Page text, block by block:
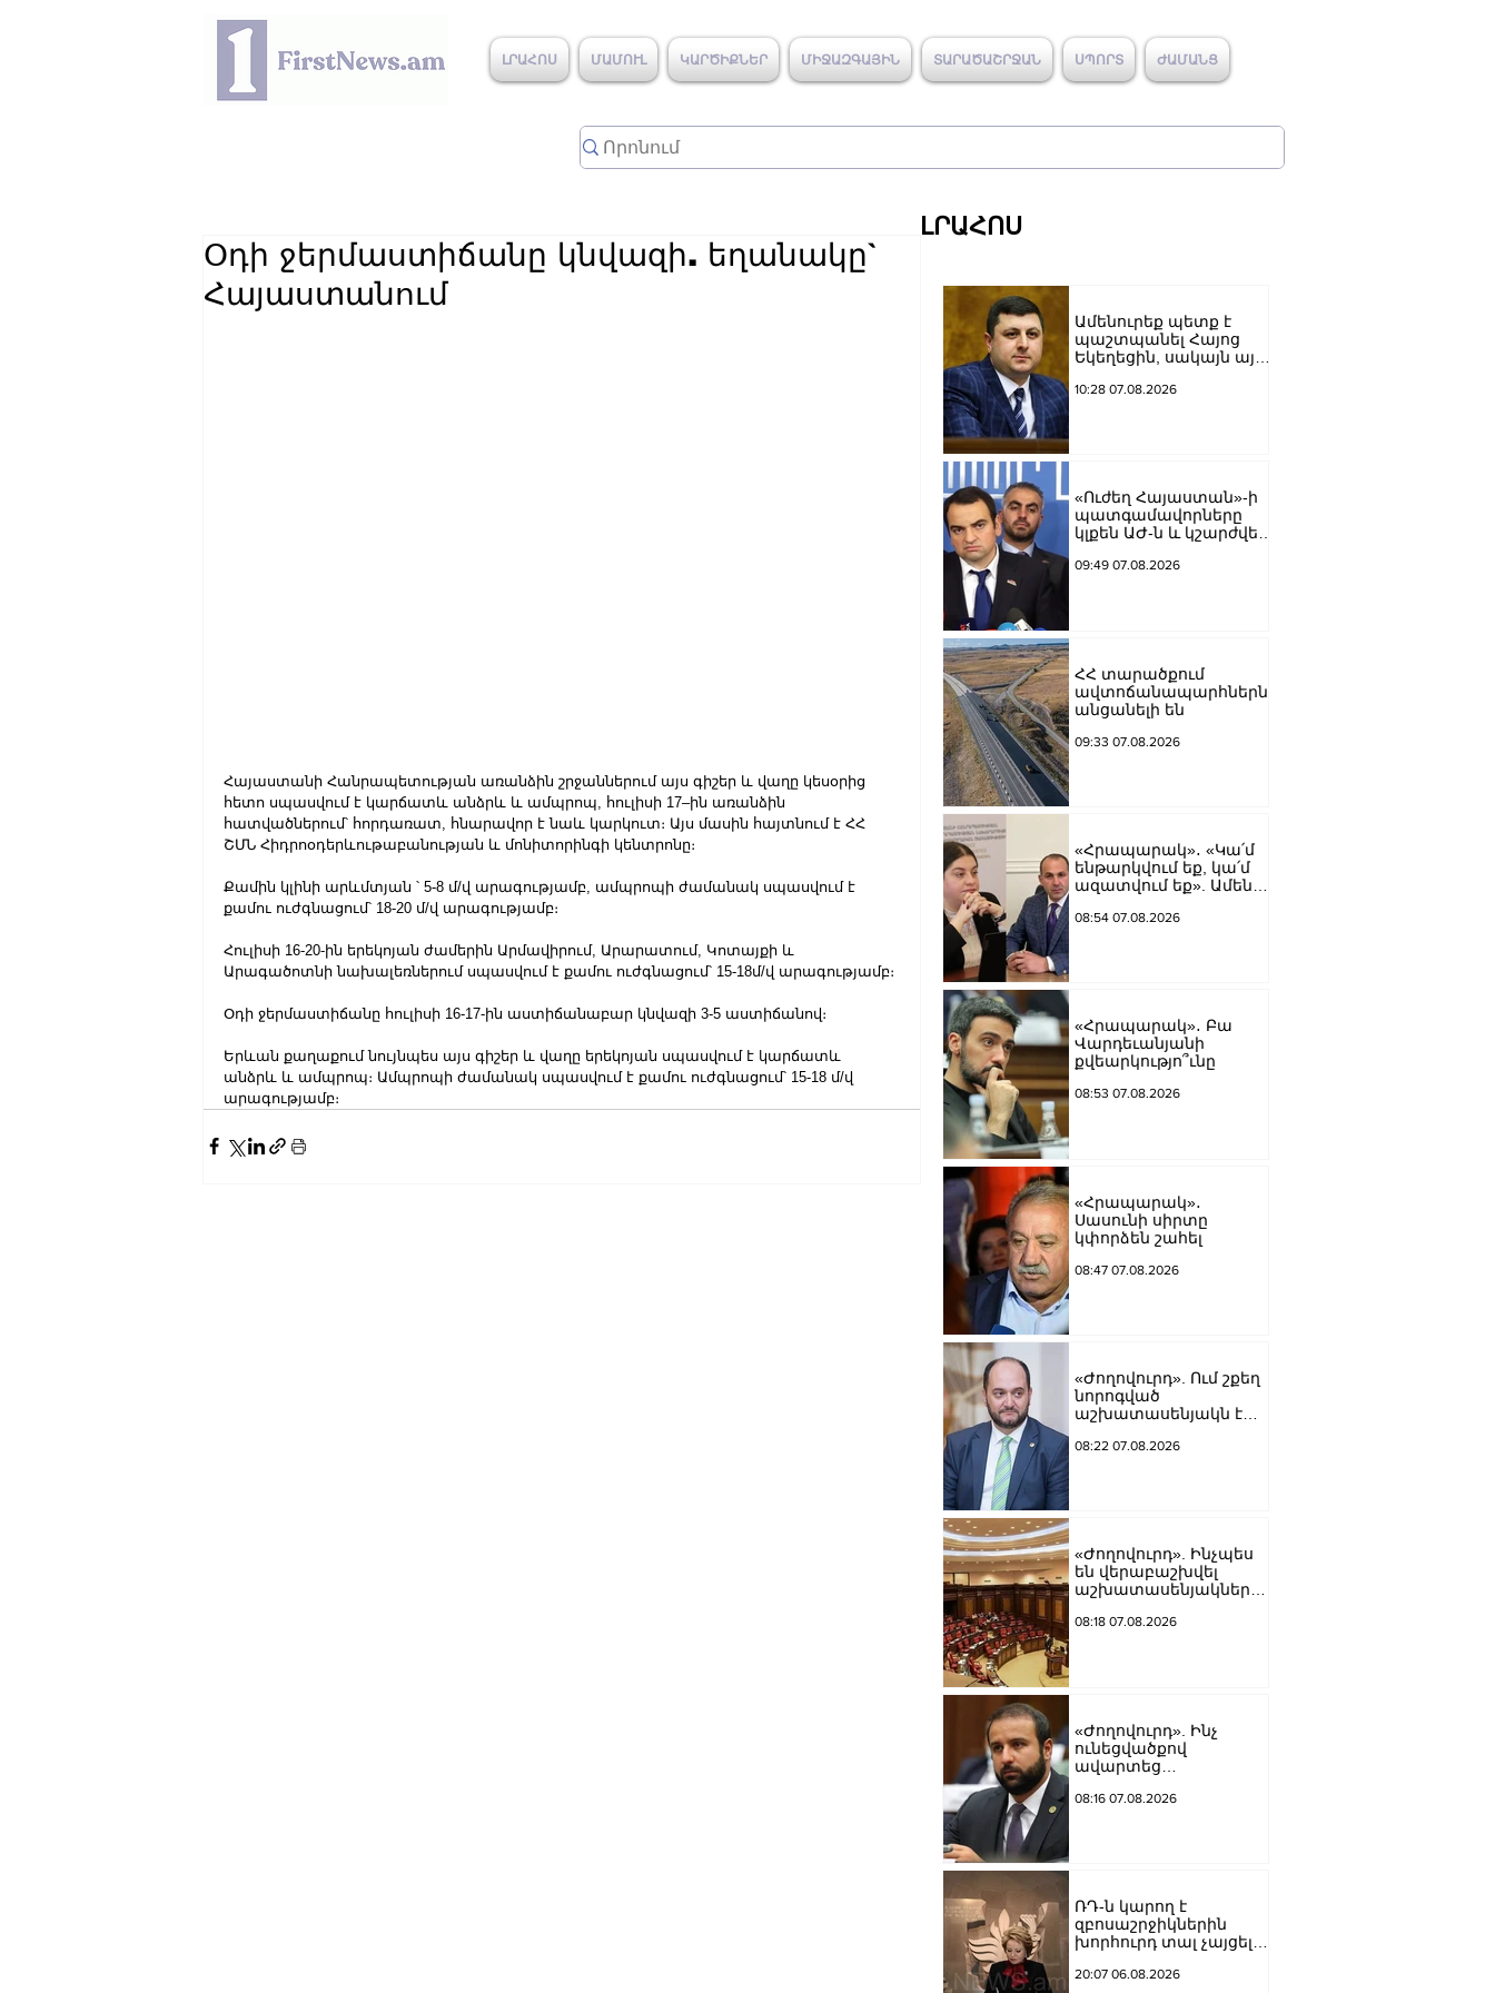
ԼՐԱՀՈՍ ՄԱՄՈՒԼ ԿԱՐԾԻՔՆԵՐ ՄԻՋԱԶԳԱՅԻՆ ՏԱՐԱԾԱՇՐՋԱՆ ՍՊՈՐՏ ԺԱՄԱՆՑ
Օդի ջերմաստիճանը կնվազի. եղանակը`
Հայաստանում
Հայաստանի Հանրապետության առանձին շրջաններում այս գիշեր և վաղը կեսօրից
հետո սպասվում է կարճատև անձրև և ամպրոպ, հուլիսի 17–ին առանձին
հատվածներում՝ հորդառատ, հնարավոր է նաև կարկուտ։ Այս մասին հայտնում է ՀՀ
ՇՄՆ Հիդրոօդերևութաբանության և մոնիտորինգի կենտրոնը։
Քամին կլինի արևմտյան ՝ 5-8 մ/վ արագությամբ, ամպրոպի ժամանակ սպասվում է
քամու ուժգնացում՝ 18-20 մ/վ արագությամբ։
Հուլիսի 16-20-ին երեկոյան ժամերին Արմավիրում, Արարատում, Կոտայքի և
Արագածոտնի նախալեռներում սպասվում է քամու ուժգնացում՝ 15-18մ/վ արագությամբ։
Օդի ջերմաստիճանը հուլիսի 16-17-ին աստիճանաբար կնվազի 3-5 աստիճանով։
Երևան քաղաքում նույնպես այս գիշեր և վաղը երեկոյան սպասվում է կարճատև
անձրև և ամպրոպ։ Ամպրոպի ժամանակ սպասվում է քամու ուժգնացում՝ 15-18 մ/վ
արագությամբ։
ԼՐԱՀՈՍ
Ամենուրեք պետք է
պաշտպանել Հայոց
Եկեղեցին, սակայն այս
հանդարտվելու և
10:28 07.08.2026
«Ուժեղ Հայաստան»-ի
պատգամավորները
կլքեն ԱԺ-ն և կշարժվեն
09:49 07.08.2026
ՀՀ տարածքում
ավտոճանապարհներն
անցանելի են
09:33 07.08.2026
«Հրապարակ»․ «Կա՛մ
ենթարկվում եք, կա՛մ
ազատվում եք». Ամեն
«ցար ի բոգ է» իրեն
08:54 07.08.2026
«Հրապարակ»․ Բա
Վարդեւանյանի
քվեարկությո՞ւնը
08:53 07.08.2026
«Հրապարակ»․
Սասունի սիրտը
կփորձեն շահել
08:47 07.08.2026
«Ժողովուրդ». Ում շքեղ
նորոգված
աշխատասենյակն է
Հարությունյանին
08:22 07.08.2026
«Ժողովուրդ». Ինչպես
են վերաբաշխվել
աշխատասենյակները
08:18 07.08.2026
«Ժողովուրդ». Ինչ
ունեցվածքով
ավարտեց
գործունեությունը Հայկ
08:16 07.08.2026
ՌԴ-ն կարող է
զբոսաշրջիկներին
խորհուրդ տալ չայցելել
ռուսաստանցիների
20:07 06.08.2026